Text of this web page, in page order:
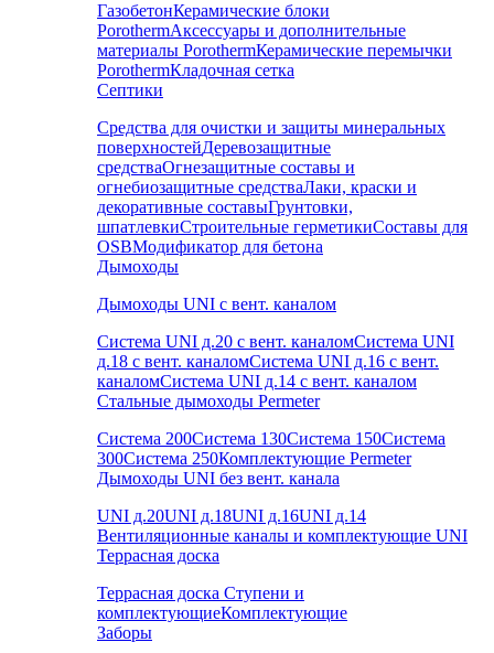
ГазобетонКерамические блоки
PorothermАксессуары и дополнительные
материалы PorothermКерамические перемычки
PorothermКладочная сетка
Септики
Средства для очистки и защиты минеральных
поверхностейДеревозащитные
средстваОгнезащитные составы и
огнебиозащитные средстваЛаки, краски и
декоративные составыГрунтовки,
шпатлевкиСтроительные герметикиСоставы для
OSBМодификатор для бетона
Дымоходы
Дымоходы UNI с вент. каналом
Система UNI д.20 с вент. каналомСистема UNI
д.18 с вент. каналомСистема UNI д.16 с вент.
каналомСистема UNI д.14 с вент. каналом
Стальные дымоходы Permeter
Система 200Система 130Система 150Система
300Система 250Комплектующие Permeter
Дымоходы UNI без вент. канала
UNI д.20UNI д.18UNI д.16UNI д.14
Вентиляционные каналы и комплектующие UNI
Террасная доска
Террасная доска Ступени и
комплектующиеКомплектующие
Заборы